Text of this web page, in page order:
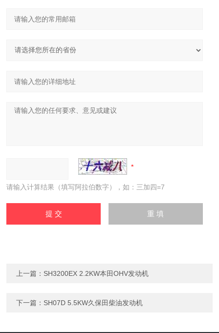
请输入计算结果（填写阿拉伯数字），如：三加四=7
上一篇： SH3200EX 2.2KW本田OHV发动机
下一篇： SH07D 5.5KW久保田柴油发动机